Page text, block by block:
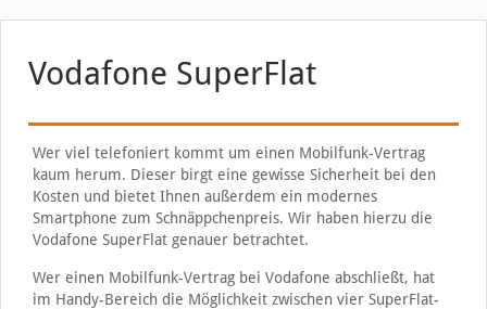
Vodafone SuperFlat
Wer viel telefoniert kommt um einen Mobilfunk-Vertrag
kaum herum. Dieser birgt eine gewisse Sicherheit bei den
Kosten und bietet Ihnen außerdem ein modernes
Smartphone zum Schnäppchenpreis. Wir haben hierzu die
Vodafone SuperFlat genauer betrachtet.
Wer einen Mobilfunk-Vertrag bei Vodafone abschließt, hat
im Handy-Bereich die Möglichkeit zwischen vier SuperFlat-